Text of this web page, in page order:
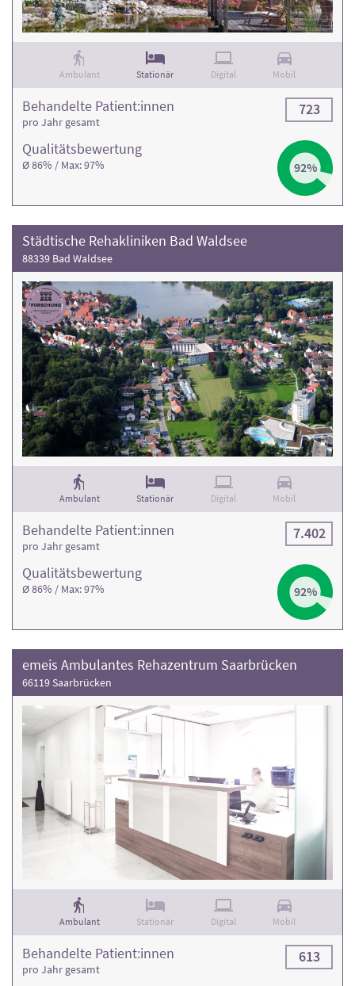
Ambulant Stationär Digital Mobil
Qualitäts­bewertung
Ø 86% / Max: 97% 92%
Behandelte Patient:innen
pro Jahr gesamt
723
Städtische Rehakliniken Bad Waldsee
88339 Bad Waldsee
Ambulant Stationär Digital Mobil
Qualitäts­bewertung
Ø 86% / Max: 97% 92%
Behandelte Patient:innen
pro Jahr gesamt
7.402
emeis Ambulantes Rehazentrum Saarbrücken
66119 Saarbrücken
Ambulant Stationär Digital Mobil
Behandelte Patient:innen
pro Jahr gesamt
613